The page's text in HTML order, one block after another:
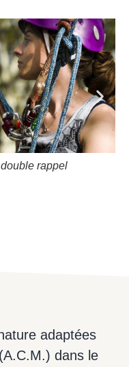
rappel
adaptées
dans le